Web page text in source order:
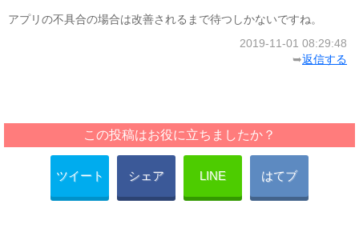
アプリの不具合の場合は改善されるまで待つしかないですね。
2019-11-01 08:29:48
➥返信する
この投稿はお役に立ちましたか？
ツイート シェア LINE はてブ